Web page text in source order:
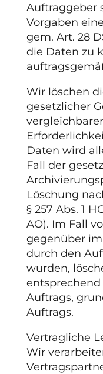
Auftraggeber
Vorgaben
gem. Art. 28
die Daten zu
Wir löschen
gesetzlicher
Daten wird
Fall der
Löschung
§ 257 Abs. 1
AO). Im Fall
gegenüber
durch den
wurden,
Auftrags,
Auftrags.
Vertragliche
Wir